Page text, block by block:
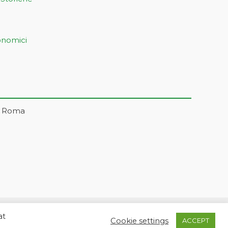
Roma
| markonetsrl@pec.it | Cookie settings ACCEPT